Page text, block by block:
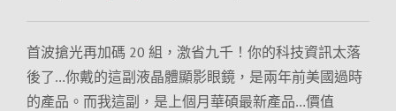
首波搶光再加碼 20 組，激省九千！你的科技資訊太落
後了…你戴的這副液晶體顯影眼鏡，是兩年前美國過時
的產品。而我這副，是上個月華碩最新產品…價值